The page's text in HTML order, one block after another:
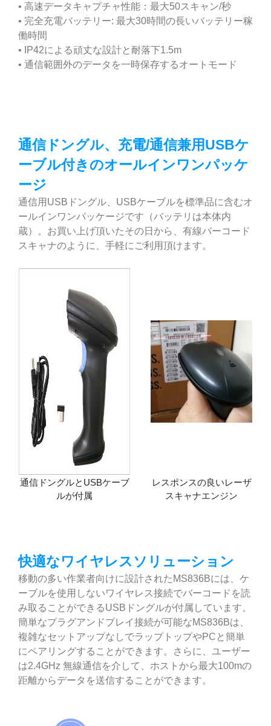
• 高速データキャプチャ性能：最大50スキャン/秒
• 完全充電バッテリー: 最大30時間の長いバッテリー稼
働時間
• IP42による頑丈な設計と耐落下1.5m
• 通信範囲外のデータを一時保存するオートモード
通信ドングル、充電/通信兼用USBケ
ーブル付きのオールインワンパッケ
ージ
通信用USBドングル、USBケーブルを標準品に含むオ
ールインワンパッケージです（バッテリは本体内
蔵）。お買い上げ頂いたその日から、有線バーコード
スキャナのように、手軽にご利用頂けます。
通信ドングルとUSBケーブ
ルが付属
レスポンスの良いレーザ
スキャナエンジン
快適なワイヤレスソリューション
移動の多い作業者向けに設計されたMS836Bには、ケ
ーブルを使用しないワイヤレス接続でバーコードを読
み取ることができるUSBドングルが付属しています。
簡単なプラグアンドプレイ接続が可能なMS836Bは、
複雑なセットアップなしでラップトップやPCと簡単
にペアリングすることができます。さらに、ユーザー
は2.4GHz 無線通信を介して、ホストから最大100mの
距離からデータを送信することができます。